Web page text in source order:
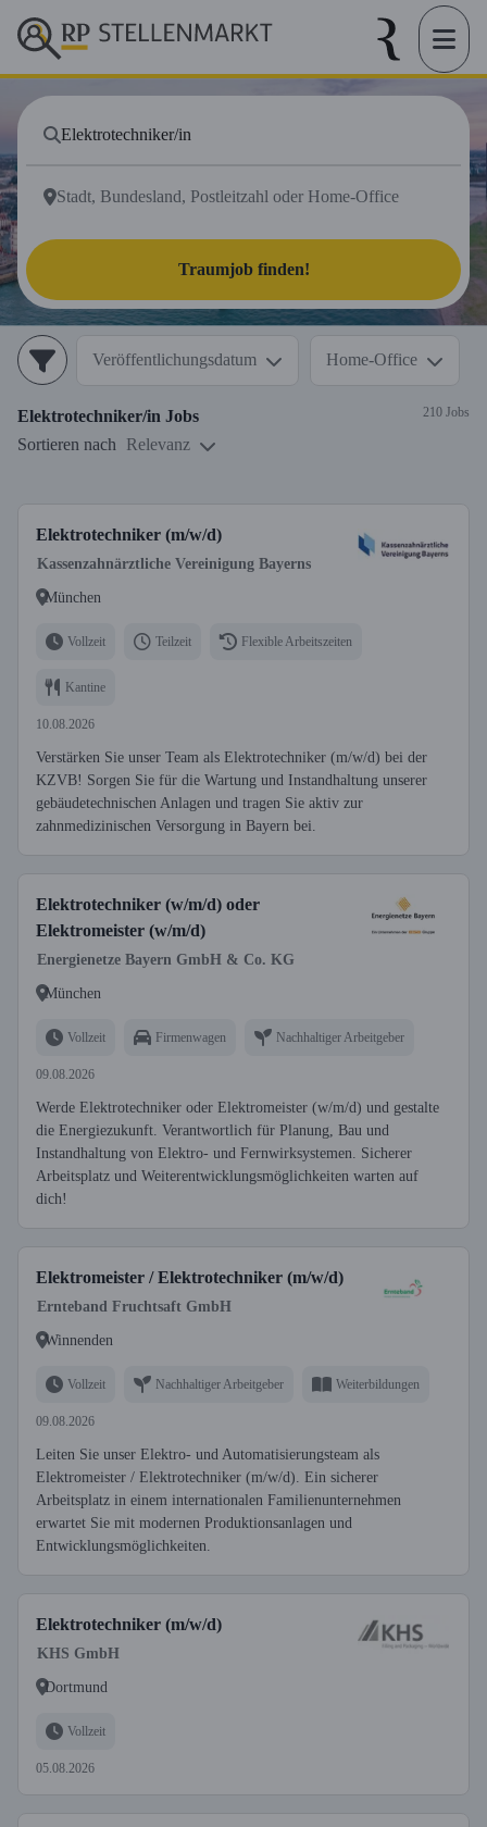
Traumjob finden!
Veröffentlichungsdatum Home-Office
Elektrotechniker/in Jobs 210 Jobs
Sortieren nach Relevanz
Elektrotechniker (m/w/d)
Kassenzahnärztliche Vereinigung Bayerns
München
Vollzeit Teilzeit Flexible Arbeitszeiten
Kantine
10.08.2026
Verstärken Sie unser Team als Elektrotechniker (m/w/d) bei der
KZVB! Sorgen Sie für die Wartung und Instandhaltung unserer
gebäudetechnischen Anlagen und tragen Sie aktiv zur
zahnmedizinischen Versorgung in Bayern bei.
Elektrotechniker (w/m/d) oder
Elektromeister (w/m/d)
Energienetze Bayern GmbH & Co. KG
München
Vollzeit Firmenwagen Nachhaltiger Arbeitgeber
09.08.2026
Werde Elektrotechniker oder Elektromeister (w/m/d) und gestalte
die Energiezukunft. Verantwortlich für Planung, Bau und
Instandhaltung von Elektro- und Fernwirksystemen. Sicherer
Arbeitsplatz und Weiterentwicklungsmöglichkeiten warten auf
dich!
Elektromeister / Elektrotechniker (m/w/d)
Ernteband Fruchtsaft GmbH
Winnenden
Vollzeit Nachhaltiger Arbeitgeber Weiterbildungen
09.08.2026
Leiten Sie unser Elektro- und Automatisierungsteam als
Elektromeister / Elektrotechniker (m/w/d). Ein sicherer
Arbeitsplatz in einem internationalen Familienunternehmen
erwartet Sie mit modernen Produktionsanlagen und
Entwicklungsmöglichkeiten.
Elektrotechniker (m/w/d)
KHS GmbH
Dortmund
Vollzeit
05.08.2026